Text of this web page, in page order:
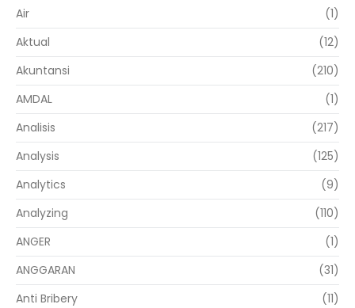
Air
(1)
Aktual
(12)
Akuntansi
(210)
AMDAL
(1)
Analisis
(217)
Analysis
(125)
Analytics
(9)
Analyzing
(110)
ANGER
(1)
ANGGARAN
(31)
Anti Bribery
(11)